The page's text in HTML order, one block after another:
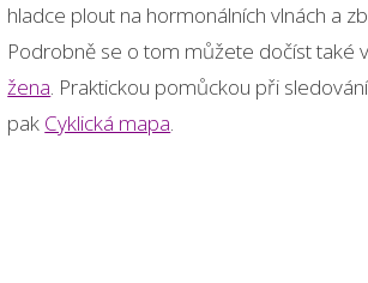
hladce plout na hormonálních vlnách a
Podrobně se o tom můžete dočíst také
žena. Praktickou pomůckou při
pak Cyklická mapa.